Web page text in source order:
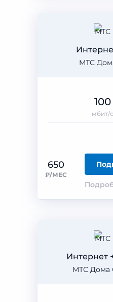
МТС
650
₽/МЕС
100
мбит/с
МТС Дома
Интернет